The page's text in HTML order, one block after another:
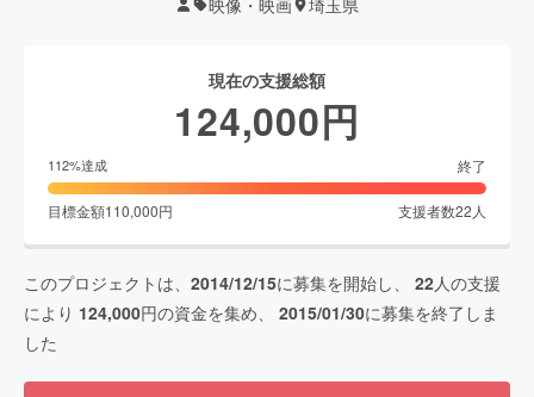
現在の支援総額
124,000円
112%達成 終了
目標金額110,000円 支援者数22 人
このプロジェクトは、 2014/12/15に募集を開始し、 22人の支援
により 124,000円の資金を集め、 2015/01/30に募集を終了しま
した